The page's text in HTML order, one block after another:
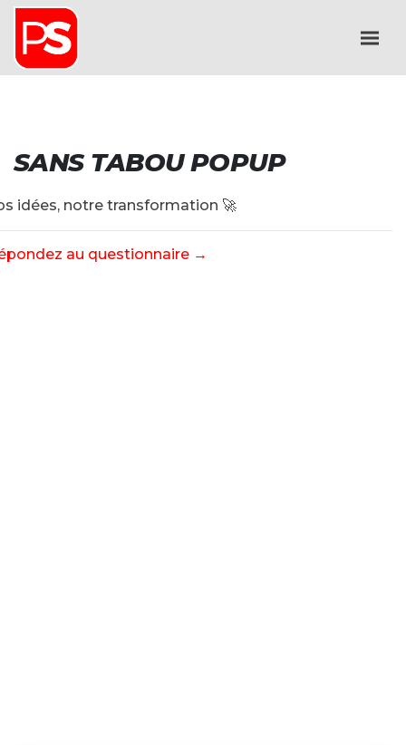
SANS TABOU POPUP
idées, notre transformation 🚀
au questionnaire →